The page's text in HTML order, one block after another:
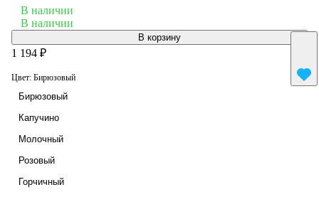
В наличии
В наличии
В корзину
1 194 ₽
Цвет: Бирюзовый
Бирюзовый
Капучино
Молочный
Розовый
Горчичный